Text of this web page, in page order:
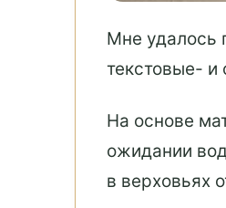
Мне удалось
текстовые- и
На основе
ожидании
в верховьях